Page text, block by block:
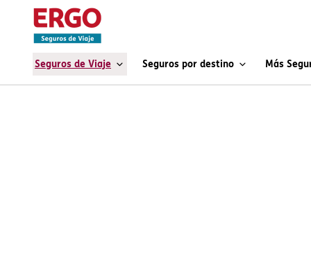
Seguros de Viaje Seguros por destino Más